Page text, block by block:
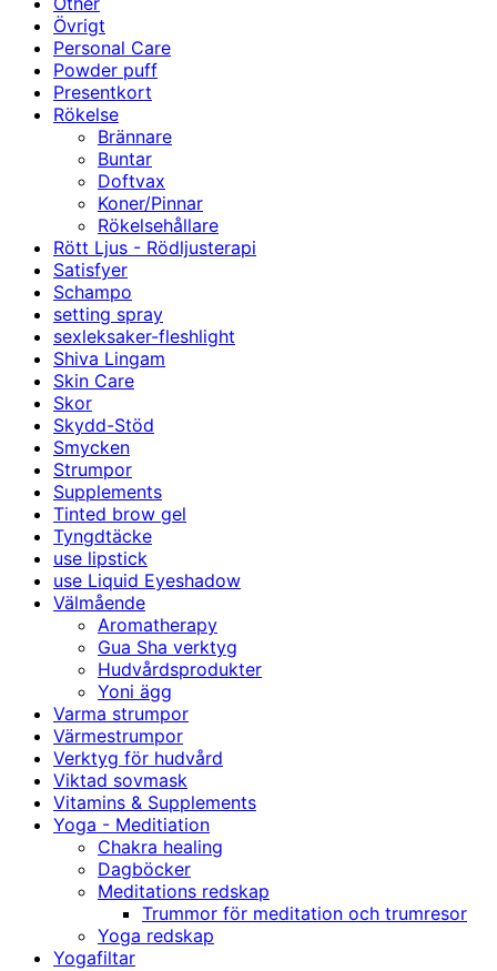
Övrigt
Personal Care
Powder puff
Presentkort
Rökelse
Brännare
Buntar
Doftvax
Koner/Pinnar
Rökelsehållare
Rött Ljus - Rödljusterapi
Satisfyer
Schampo
setting spray
sexleksaker-fleshlight
Shiva Lingam
Skin Care
Skor
Skydd-Stöd
Smycken
Strumpor
Supplements
Tinted brow gel
Tyngdtäcke
use lipstick
use Liquid Eyeshadow
Välmående
Aromatherapy
Gua Sha verktyg
Hudvårdsprodukter
Yoni ägg
Varma strumpor
Värmestrumpor
Verktyg för hudvård
Viktad sovmask
Vitamins & Supplements
Yoga - Meditiation
Chakra healing
Dagböcker
Meditations redskap
Trummor för meditation och trumresor
Yoga redskap
Yogafiltar